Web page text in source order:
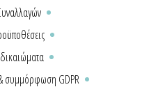
συμμόρφωση GDPR